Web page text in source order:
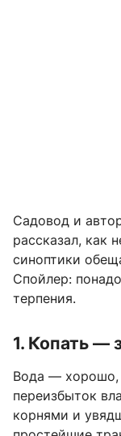
Садовод и
рассказал, как
синоптики
Спойлер:
терпения.
1. Копать —
Вода — хорошо,
переизбыток
корнями и